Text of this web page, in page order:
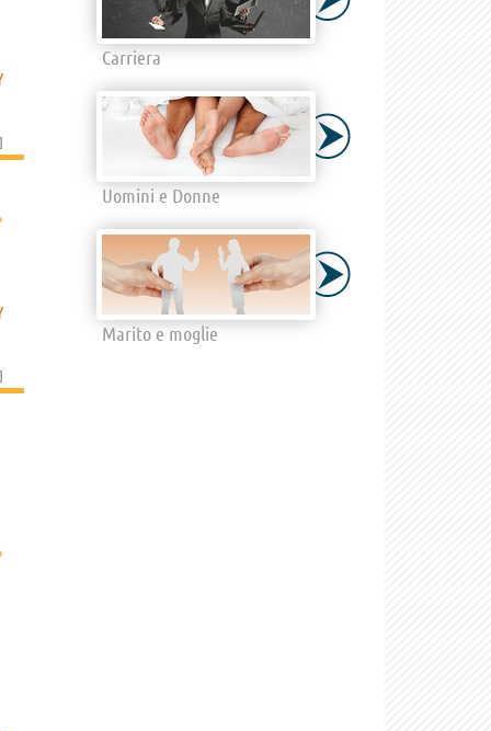
]
]
Carriera
Uomini e Donne
Marito e moglie